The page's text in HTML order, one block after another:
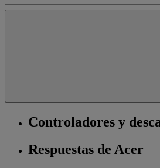
Controladores y
Respuestas de Acer